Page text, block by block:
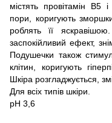
містять провітамін B5
пори, коригують
роблять її
заспокійливий ефект,
Подушечки також
клітин, коригують
Шкіра розгладжується,
Для всіх типів шкіри.
pH 3,6